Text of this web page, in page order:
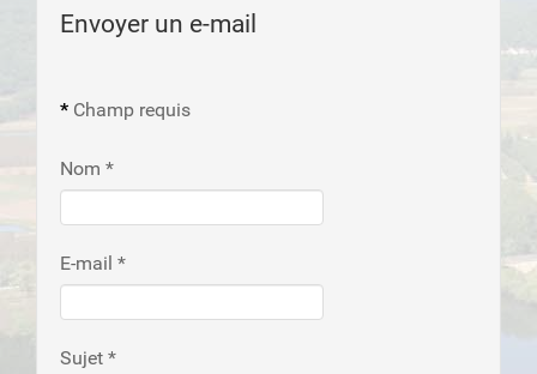
Envoyer un e-mail
* Champ requis
Nom *
E-mail *
Sujet *